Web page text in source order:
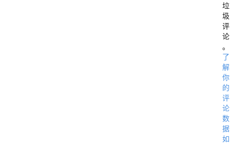
度
学
习
的
W
e
b
应
用
，
垃
圾
评
论
。
了
解
你
的
评
论
数
据
如